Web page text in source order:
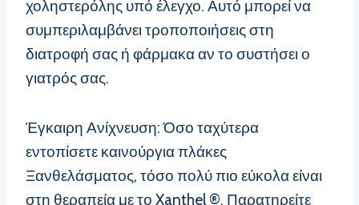
χοληστερόλης υπό έλεγχο. Αυτό μπορεί να
συμπεριλαμβάνει τροποποιήσεις στη
διατροφή σας ή φάρμακα αν το συστήσει ο
γιατρός σας.
Έγκαιρη Ανίχνευση: Όσο ταχύτερα
εντοπίσετε καινούργια πλάκες
Ξανθελάσματος, τόσο πολύ πιο εύκολα είναι
στη θεραπεία με το Xanthel ®. Παρατηρείτε